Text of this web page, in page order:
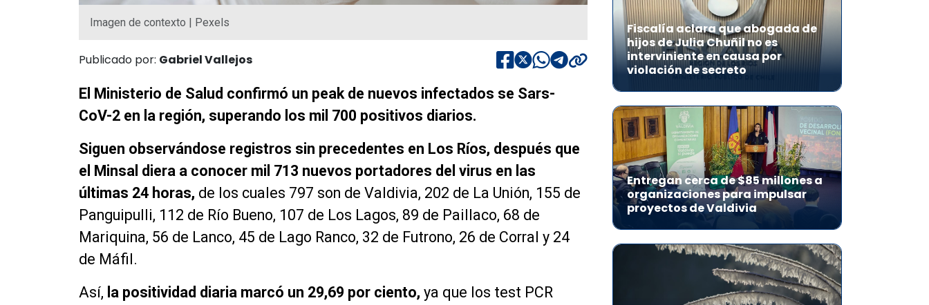
Imagen de contexto | Pexels
Publicado por: Gabriel Vallejos
El Ministerio de Salud confirmó un peak de nuevos infectados se Sars-
CoV-2 en la región, superando los mil 700 positivos diarios.
Siguen observándose registros sin precedentes en Los Ríos, después que
el Minsal diera a conocer mil 713 nuevos portadores del virus en las
últimas 24 horas, de los cuales 797 son de Valdivia, 202 de La Unión, 155 de
Panguipulli, 112 de Río Bueno, 107 de Los Lagos, 89 de Paillaco, 68 de
Mariquina, 56 de Lanco, 45 de Lago Ranco, 32 de Futrono, 26 de Corral y 24
de Máfil.
Así, la positividad diaria marcó un 29,69 por ciento, ya que los test PCR
Fiscalía aclara que abogada de
hijos de Julia Chuñil no es
interviniente en causa por
violación de secreto
Entregan cerca de $85 millones a
organizaciones para impulsar
proyectos de Valdivia